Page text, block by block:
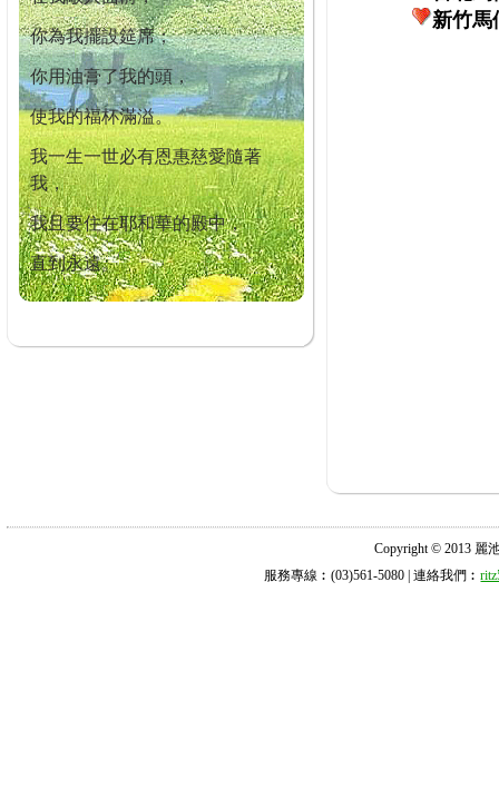
你為我擺設筵席；
你用油膏了我的頭，
使我的福杯滿溢。
我一生一世必有恩惠慈愛隨著
我，
我且要住在耶和華的殿中，
直到永遠。
新竹馬
Copyright © 2013 麗
服務專線︰(03)561-5080 | 連絡我們︰